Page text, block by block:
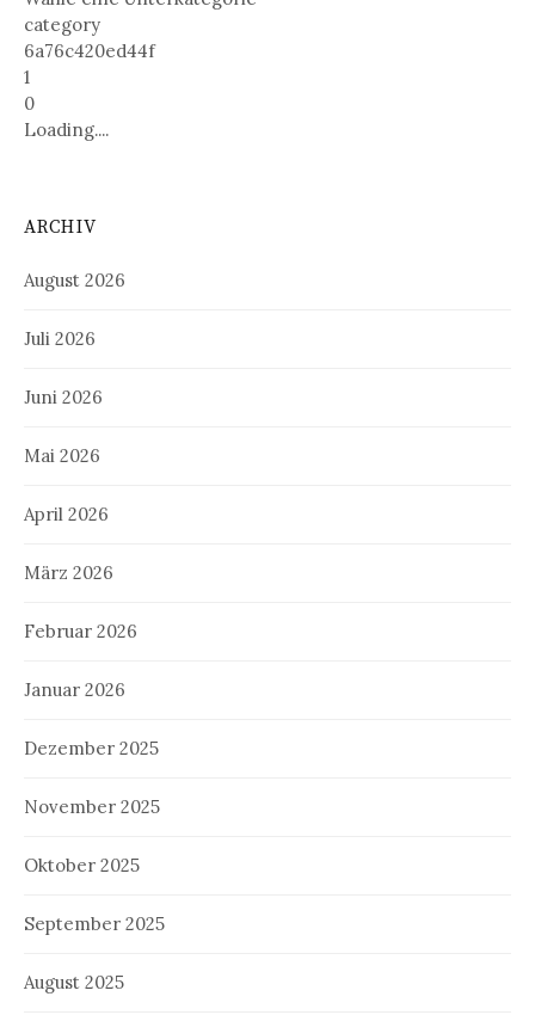
category
6a76c420ed44f
1
0
Loading....
ARCHIV
August 2026
Juli 2026
Juni 2026
Mai 2026
April 2026
März 2026
Februar 2026
Januar 2026
Dezember 2025
November 2025
Oktober 2025
September 2025
August 2025